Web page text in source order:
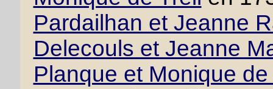
Pardailhan et Jeanne
Delecouls et Jeanne
Planque et Monique